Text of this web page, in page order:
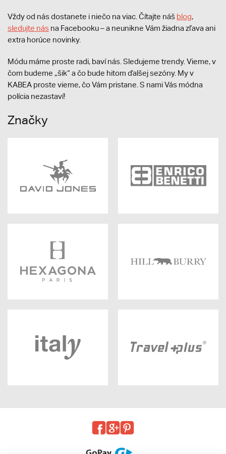
Vždy od nás dostanete i niečo na viac. Čítajte náš blog,
sledujte nás na Facebooku – a neunikne Vám žiadna zľava ani
extra horúce novinky.
Módu máme proste radi, baví nás. Sledujeme trendy. Vieme, v
čom budeme „šik“ a čo bude hitom ďalšej sezóny. My v
KABEA proste vieme, čo Vám pristane. S nami Vás módna
polícia nezastaví!
Značky